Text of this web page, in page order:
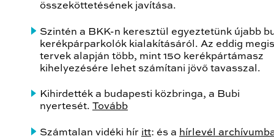
összeköttetésének javítása.
Szintén a BKK-n keresztül egyeztetünk újabb
kerékpárparkolók kialakításáról. Az eddig
tervek alapján több, mint 150 kerékpártámasz
kihelyezésére lehet számítani jövő tavasszal.
Kihirdették a budapesti közbringa, a Bubi
nyertesét. Tovább
Számtalan vidéki hír itt: és a hírlevél